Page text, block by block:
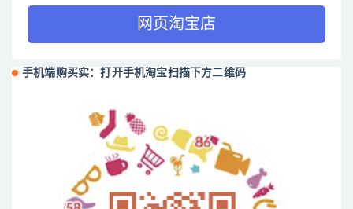
网页淘宝店
手机端购买实：打开手机淘宝扫描下方二维码